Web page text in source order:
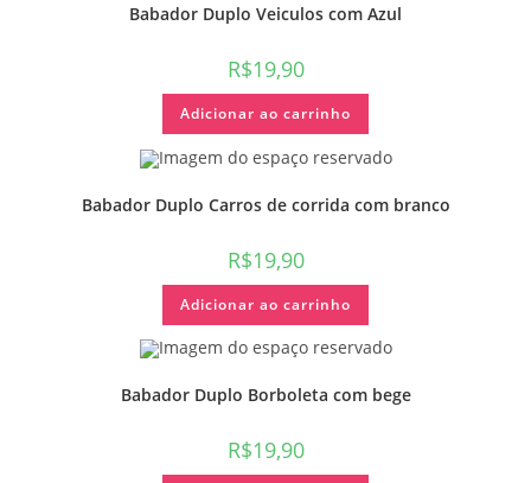
Babador Duplo Veiculos com Azul
R$19,90
Adicionar ao carrinho
Babador Duplo Carros de corrida com branco
R$19,90
Adicionar ao carrinho
Babador Duplo Borboleta com bege
R$19,90